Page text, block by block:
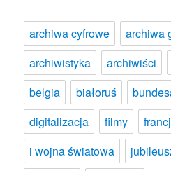
archiwa cyfrowe
archiwa
archiwistyka
archiwiści
belgia
białoruś
digitalizacja
filmy
i wojna światowa